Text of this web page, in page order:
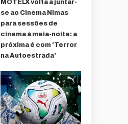
MOTELX volta a juntar-
se ao Cinema Nimas
para sessões de
cinema à meia-noite: a
próxima é com ‘Terror
na Autoestrada’